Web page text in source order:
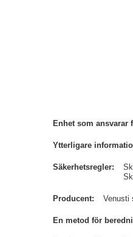
Enhet som ansvarar
Ytterligare
Säkerhetsregler
Producent Venusti
En metod för